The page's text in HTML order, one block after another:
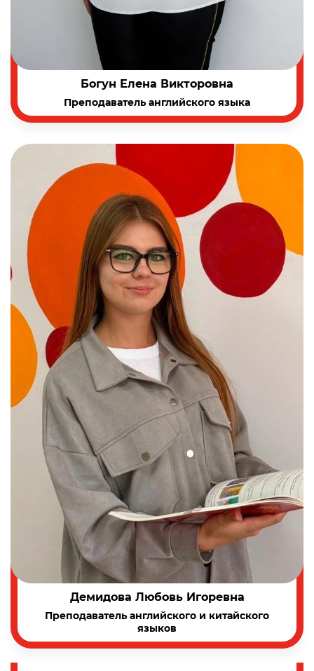
Богун Елена Викторовна
Преподаватель английского языка
Демидова Любовь Игоревна
Преподаватель английского и китайского
языков